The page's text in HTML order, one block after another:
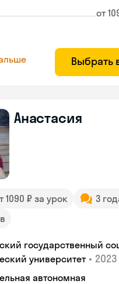
от
Выбрать
Анастасия
1090 ₽ за урок
3
государственный
университет • 2023
автономная